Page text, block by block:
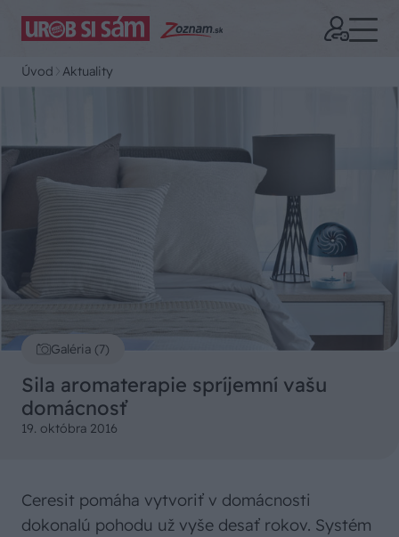
Úvod Aktuality
Galéria (7)
Sila aromaterapie spríjemní vašu
domácnosť
19. októbra 2016
Ceresit pomáha vytvoriť v domácnosti
dokonalú pohodu už vyše desať rokov. Systém